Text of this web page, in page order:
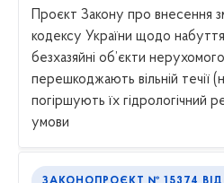
Проєкт Закону про внесення
кодексу України щодо
безхазяйні об’єкти
перешкоджають вільній течії
погіршують їх гідрологічний
умови